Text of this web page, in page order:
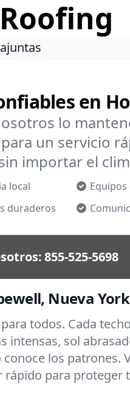
en
lo
un servicio
importar el
local
duraderos
855-525-5698
Nueva York
todos. Cada techo
intensas, sol
los patrones.
rápido para proteger